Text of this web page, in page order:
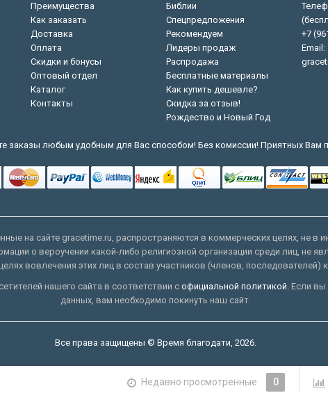
Преимущества
Как заказать
Доставка
Оплата
Скидки и бонусы
Оптовый отдел
Каталог
Контакты
Библии
Спецпредложения
Рекомендуем
Лидеры продаж
Распродажа
Бесплатные материалы
Как купить дешевле?
Скидка за отзыв!
Рождество и Новый Год
+7
Email:
заказы любым удобным для Вас способом! Без комиссии! Приятных Вам
на сайте gracetime.ru, распространяются в коммерческих целях, не в
о вероучении какой-либо религиозной организации среди лиц, не
вовлечения этих лиц в состав участников (членов, последователей)
нашего сайта в соответствии с официальной политикой.Если вы
данных, вам необходимо покинуть наш сайт.
Все права защищены © Время благодати, 2026.
Недавно просмотренные 0